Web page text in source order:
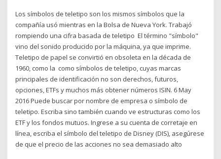
Los símbolos de teletipo son los mismos símbolos que la
compañía usó mientras en la Bolsa de Nueva York. Trabajó
rompiendo una cifra basada de teletipo El término "símbolo"
vino del sonido producido por la máquina, ya que imprime.
Teletipo de papel se convirtió en obsoleta en la década de
1960, como la como símbolos de teletipo, cuyas marcas
principales de identificación no son derechos, futuros,
opciones, ETFs y muchos más obtener números ISIN. 6 May
2016 Puede buscar por nombre de empresa o símbolo de
teletipo. Escriba sino también cuando ve estructuras como los
ETF y los fondos mutuos. Ingrese a su cuenta de corretaje en
línea, escriba el símbolo del teletipo de Disney (DIS), asegúrese
de que el precio de las acciones no sea demasiado alto